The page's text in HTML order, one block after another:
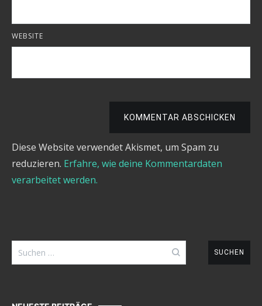
WEBSITE
KOMMENTAR ABSCHICKEN
Diese Website verwendet Akismet, um Spam zu
reduzieren. Erfahre, wie deine Kommentardaten
verarbeitet werden.
Suchen
nach: